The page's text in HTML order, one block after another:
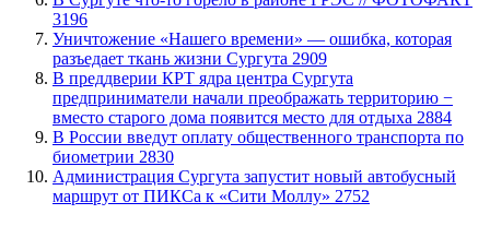
3196
​Уничтожение «Нашего времени» — ошибка, которая
разъедает ткань жизни Сургута 2909
​В преддверии КРТ ядра центра Сургута
предприниматели начали преображать территорию −
вместо старого дома появится место для отдыха 2884
В России введут оплату общественного транспорта по
биометрии 2830
​Администрация Сургута запустит новый автобусный
маршрут от ПИКСа к «Сити Моллу» 2752